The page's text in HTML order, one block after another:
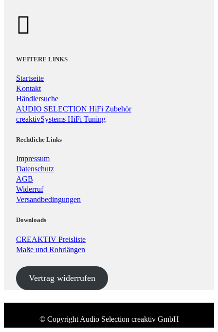
WEITERE LINKS
Startseite
Kontakt
Händlersuche
AUDIO SELECTION HiFi Zubehör
creaktivSystems HiFi Tuning
Rechtliche Links
Impressum
Datenschutz
AGB
Widerruf
Versandbedingungen
Downloads
CREAKTIV Preisliste
Maße und Rohrlängen
Vertrag widerrufen
© Copyright Audio Selection creaktiv GmbH